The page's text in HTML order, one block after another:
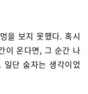
을 보지 못했다. 혹시
이 온다면, 그 순간 나
단 숨자는 생각이었